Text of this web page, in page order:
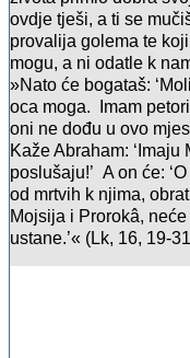
ovdje tješi, a ti se
provalija golema te
mogu, a ni odatle k
»Nato će bogataš:
oca moga. Imam
oni ne dođu u ovo
Kaže Abraham:
poslušaju!’ A on će:
od mrtvih k njima,
Mojsija i Prorokâ,
ustane.’« (Lk, 16, 19-